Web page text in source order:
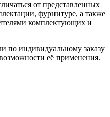
от представленных
фурнитуре, а также
комплектующих и
по индивидуальному заказу
её применения.